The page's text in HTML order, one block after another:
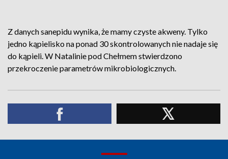
Z danych sanepidu wynika, że mamy czyste akweny. Tylko
jedno kąpielisko na ponad 30 skontrolowanych nie nadaje się
do kąpieli. W Natalinie pod Chełmem stwierdzono
przekroczenie parametrów mikrobiologicznych.